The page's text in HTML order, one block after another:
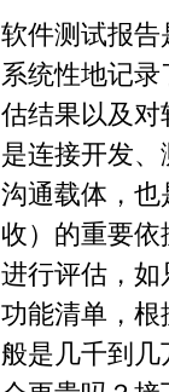
软件测试报
系统性地记
估结果以及
是连接开发
沟通载体，
收）的重要
进行评估，
功能清单，
般是几千到几